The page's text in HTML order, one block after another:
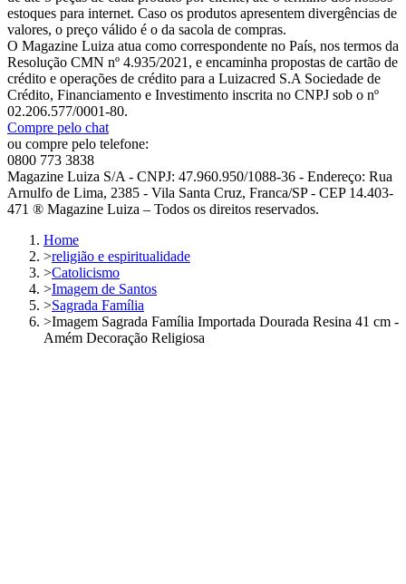
estoques para internet. Caso os produtos apresentem divergências de
valores, o preço válido é o da sacola de compras.
O Magazine Luiza atua como correspondente no País, nos termos da
Resolução CMN nº 4.935/2021, e encaminha propostas de cartão de
crédito e operações de crédito para a Luizacred S.A Sociedade de
Crédito, Financiamento e Investimento inscrita no CNPJ sob o nº
02.206.577/0001-80.
Compre pelo chat
ou compre pelo telefone:
0800 773 3838
Magazine Luiza S/A - CNPJ: 47.960.950/1088-36 - Endereço: Rua
Arnulfo de Lima, 2385 - Vila Santa Cruz, Franca/SP - CEP 14.403-
471 ® Magazine Luiza – Todos os direitos reservados.
Home
>religião e espiritualidade
>Catolicismo
>Imagem de Santos
>Sagrada Família
>Imagem Sagrada Família Importada Dourada Resina 41 cm -
Amém Decoração Religiosa